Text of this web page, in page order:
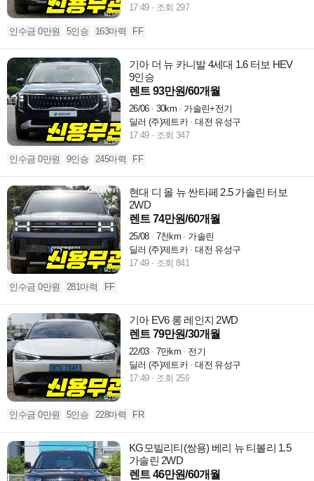
17:49 조회 297
인수금 0만원 5인승 163마력 FF
기아 더 뉴 카니발 4세대 1.6 터보 HEV
9인승
렌트 93만원/60개월
26/06 30km
가솔린+전기
딜러 (주)제트카
대전 유성구
17:49
조회 347
인수금 0만원 9인승 245마력 FF
현대 디 올 뉴 싼타페 2.5 가솔린 터보
2WD
렌트 74만원/60개월
25/08 7천km
가솔린
딜러 (주)제트카
대전 유성구
17:49
조회 841
인수금 0만원 281마력 FF
기아 EV6 롱 레인지 2WD
렌트 79만원/30개월
22/03 7만km
전기
딜러 (주)제트카
대전 유성구
17:49
조회 259
인수금 0만원 5인승 228마력 FR
KG모빌리티(쌍용) 베리 뉴 티볼리 1.5
가솔린 2WD
렌트 46만원/60개월